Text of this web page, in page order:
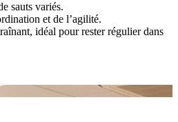
sauts variés.
et de l’agilité.
idéal pour rester régulier dans